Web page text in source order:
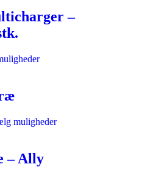
–
muligheder
– Ally